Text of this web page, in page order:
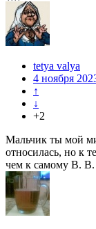
tetya valya
4 ноября
↑
↓
+2
Мальчик ты мой
относилась, но к
чем к самому В.